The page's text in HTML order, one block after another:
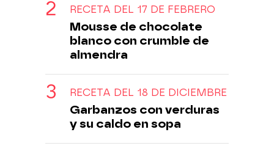
RECETA DEL 17 DE FEBRERO
Mousse de chocolate
blanco con crumble de
almendra
RECETA DEL 18 DE DICIEMBRE
Garbanzos con verduras
y su caldo en sopa